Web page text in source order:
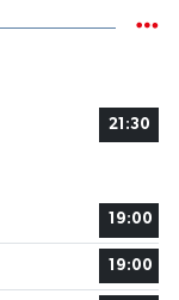
21:30
19:00
19:00